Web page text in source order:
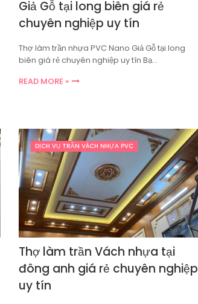
Giả Gỗ tại long biên giá rẻ
chuyên nghiệp uy tín
Thợ làm trần nhựa PVC Nano Giả Gỗ tại long
biên giá rẻ chuyên nghiệp uy tín Bạ…
READ MORE »
DỊCH VỤ TRẦN VÁCH NHỰA PVC
Thợ làm trần Vách nhựa tại
đông anh giá rẻ chuyên nghiệp
uy tín